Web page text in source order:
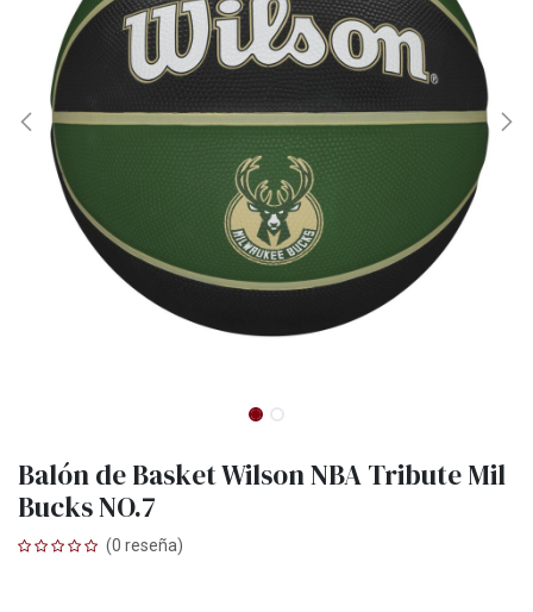
Balón de Basket Wilson NBA Tribute Mil
Bucks NO.7
(0 reseña)